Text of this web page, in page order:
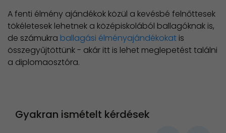
A fenti élmény ajándékok közül a kevésbé felnőttesek
tökéletesek lehetnek a középiskolából ballagóknak is,
de számukra ballagási élményajándékokat is
összegyűjtöttünk - akár itt is lehet meglepetést találni
a diplomaosztóra.
Gyakran ismételt kérdések